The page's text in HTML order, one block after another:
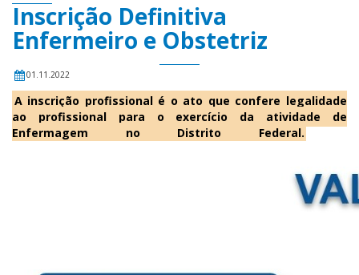
Inscrição Definitiva
Enfermeiro e Obstetriz
01.11.2022
A inscrição profissional é o ato que confere legalidade
ao profissional para o exercício da atividade de
Enfermagem no Distrito Federal.